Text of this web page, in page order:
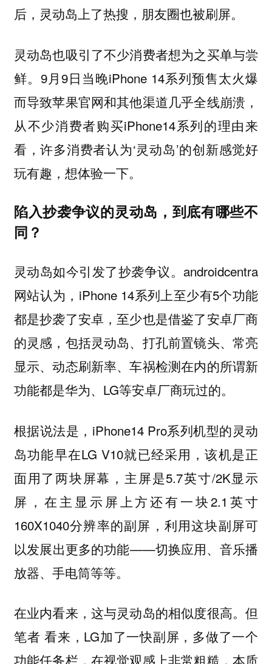
后，灵动岛上了热搜，朋友圈也被刷屏。
灵动岛也吸引了不少消费者想为之买单与尝
鲜。9月9日当晚iPhone 14系列预售太火爆
而导致苹果官网和其他渠道几乎全线崩溃，
从不少消费者购买iPhone14系列的理由来
看，许多消费者认为‘灵动岛’的创新感觉好
玩有趣，想体验一下。
陷入抄袭争议的灵动岛，到底有哪些不
同？
灵动岛如今引发了抄袭争议。androidcentra
网站认为，iPhone 14系列上至少有5个功能
都是抄袭了安卓，至少也是借鉴了安卓厂商
的灵感，包括灵动岛、打孔前置镜头、常亮
显示、动态刷新率、车祸检测在内的所谓新
功能都是华为、LG等安卓厂商玩过的。
根据说法是，iPhone14 Pro系列机型的灵动
岛功能早在LG V10就已经采用，该机是正
面用了两块屏幕，主屏是5.7英寸/2K显示
屏，在主显示屏上方还有一块2.1英寸
160X1040分辨率的副屏，利用这块副屏可
以发展出更多的功能——切换应用、音乐播
放器、手电筒等等。
在业内看来，这与灵动岛的相似度很高。但
笔者 看来，LG加了一快副屏，多做了一个
功能任务栏，在视觉观感上非常粗糙，本质